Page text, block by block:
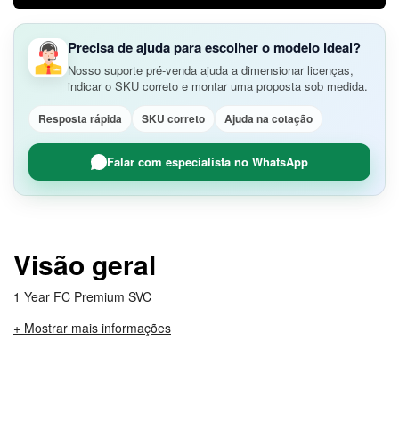
Precisa de ajuda para escolher o modelo ideal?
Nosso suporte pré-venda ajuda a dimensionar licenças,
indicar o SKU correto e montar uma proposta sob medida.
Resposta rápida SKU correto Ajuda na cotação
Falar com especialista no WhatsApp
Visão geral
1 Year FC Premium SVC
+ Mostrar mais informações